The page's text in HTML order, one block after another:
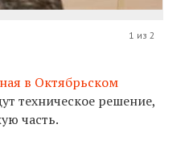
1 из 2
в Октябрьском
техническое решение,
часть.